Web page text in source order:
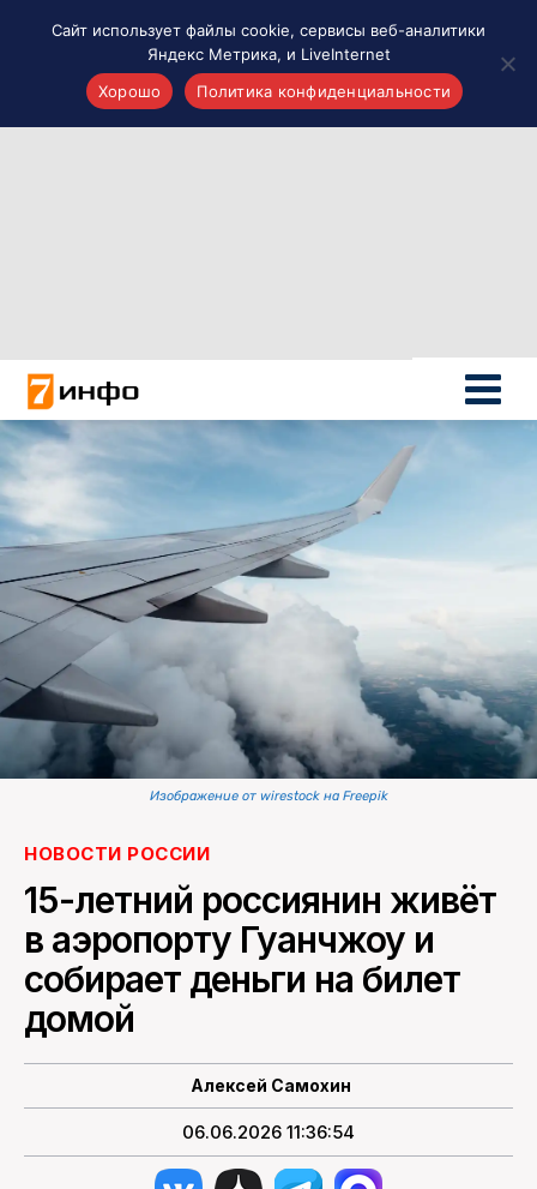
Новости России
Политика
Новости мира
Все материалы 7инфо
ПОИСК ПО САЙТУ
Изображение от wirestock на Freepik
НОВОСТИ РОССИИ
15-летний россиянин живёт
в аэропорту Гуанчжоу и
собирает деньги на билет
домой
Алексей Самохин
06.06.2026 11:36:54
Сайт использует файлы cookie, сервисы веб-аналитики
Яндекс Метрика, и LiveInternet
Хорошо
Политика конфиденциальности